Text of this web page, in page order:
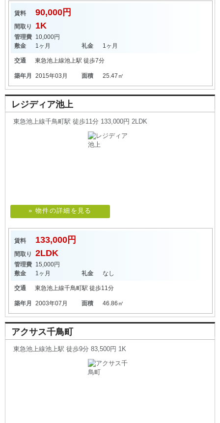
賃料 90,000円
間取り 1K
管理費 10,000円
敷金
1ヶ月 礼金 1ヶ月
交通 東急池上線池上駅 徒歩7分
築年月 2015年03月 面積 25.47㎡
レジディア池上
東急池上線千鳥町駅 徒歩11分 133,000円 2LDK
» 物件の詳細を見る
賃料 133,000円
間取り 2LDK
管理費 15,000円
敷金
1ヶ月 礼金 なし
交通 東急池上線千鳥町駅 徒歩11分
築年月 2003年07月 面積 46.86㎡
アクサス千鳥町
東急池上線池上駅 徒歩9分 83,500円 1K